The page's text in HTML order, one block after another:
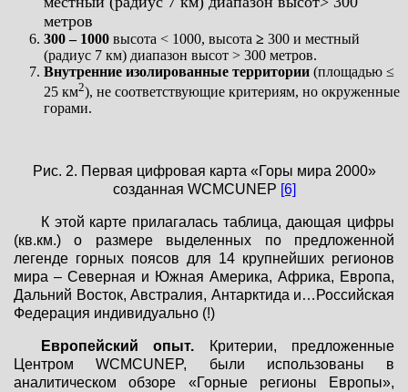
метров
300 – 1000 высота < 1000, высота ≥ 300 и местный
(радиус 7 км) диапазон высот > 300 метров.
Внутренние изолированные территории (площадью ≤
25 км2), не соответствующие критериям, но окруженные
горами.
Рис. 2. Первая цифровая карта «Горы мира 2000»
созданная WCMCUNEP [6]
К этой карте прилагалась таблица, дающая цифры
(кв.км.) о размере выделенных по предложенной
легенде горных поясов для 14 крупнейших регионов
мира – Северная и Южная Америка, Африка, Европа,
Дальний Восток, Австралия, Антарктида и…Российская
Федерация индивидуально (!)
Европейский опыт.
Критерии, предложенные
Центром WCMCUNEP, были использованы в
аналитическом обзоре «Горные регионы Европы»,